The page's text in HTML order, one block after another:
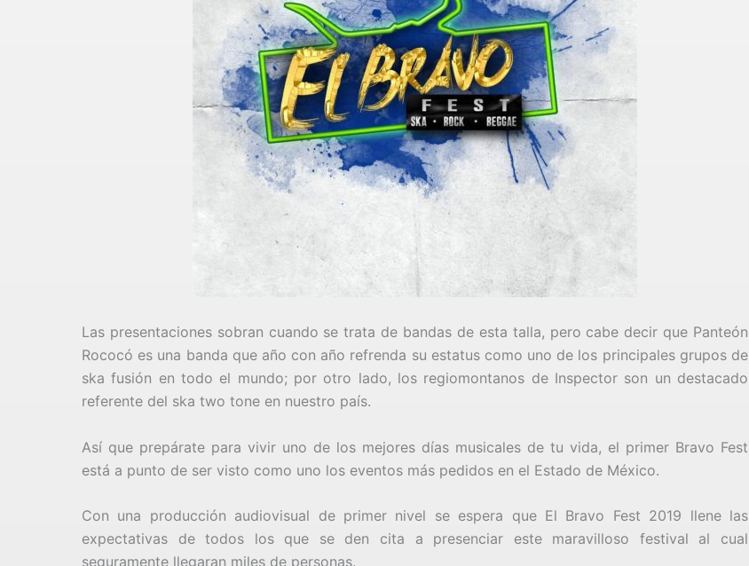
Las presentaciones sobran cuando se trata de bandas de esta talla, pero cabe decir que Panteón
Rococó es una banda que año con año refrenda su estatus como uno de los principales grupos de
ska fusión en todo el mundo; por otro lado, los regiomontanos de Inspector son un destacado
referente del ska two tone en nuestro país.
Así que prepárate para vivir uno de los mejores días musicales de tu vida, el primer Bravo Fest
está a punto de ser visto como uno los eventos más pedidos en el Estado de México.
Con una producción audiovisual de primer nivel se espera que El Bravo Fest 2019 llene las
expectativas de todos los que se den cita a presenciar este maravilloso festival al cual
seguramente llegaran miles de personas.